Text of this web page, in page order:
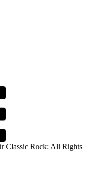
Classic Rock: All Rights